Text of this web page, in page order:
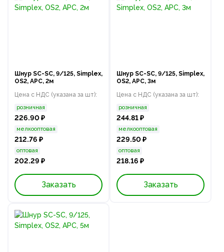
Шнур SC-SC, 9/125, Simplex,
OS2, APC, 2м
Цена с НДС (указана за шт):
розничная
226.90 ₽
мелкооптовая
212.76 ₽
оптовая
202.29 ₽
Заказать
Шнур SC-SC, 9/125, Simplex,
OS2, APC, 3м
Цена с НДС (указана за шт):
розничная
244.81 ₽
мелкооптовая
229.50 ₽
оптовая
218.16 ₽
Заказать